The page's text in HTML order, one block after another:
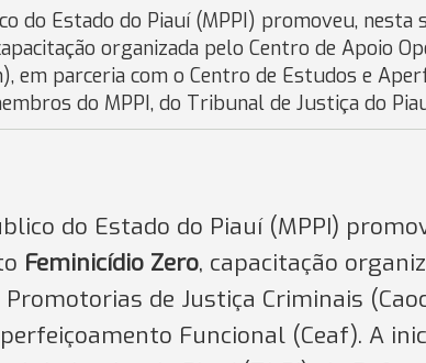
do Estado do Piauí (MPPI) promoveu,
organizada pelo Centro de Apoio
em parceria com o Centro de Estudos e
do MPPI, do Tribunal de Justiça do
do Estado do Piauí (MPPI)
Feminicídio Zero, capacitação
de Justiça Criminais
Funcional (Ceaf). A